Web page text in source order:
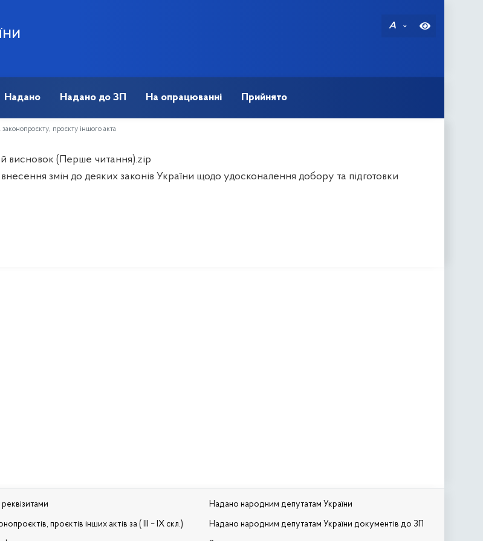
A
Надано Надано до ЗП На опрацюванні Прийнято
законопроєкту, проєкту іншого акта
висновок (Перше читання).zip
змін до деяких законів України щодо удосконалення добору та підготовки
проєктів інших актів за ( III – IX скл.)
Надано народним депутатам України
Надано народним депутатам України документів до ЗП